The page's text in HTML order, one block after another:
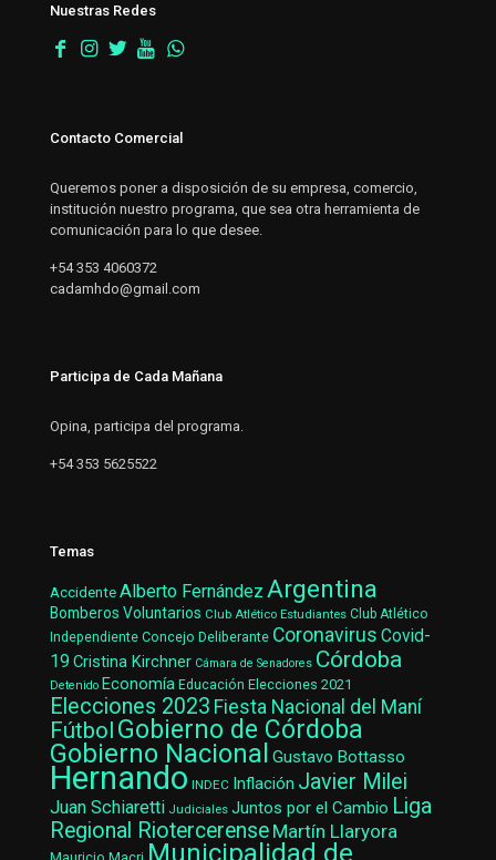
Nuestras Redes
Contacto Comercial
Queremos poner a disposición de su empresa, comercio,
institución nuestro programa, que sea otra herramienta de
comunicación para lo que desee.
+54 353 4060372
cadamhdo@gmail.com
Participa de Cada Mañana
Opina, participa del programa.
+54 353 5625522
Temas
AccidenteAlberto Fernández Argentina
Bomberos Voluntarios Club Atlético Estudiantes Club Atlético
Independiente Concejo Deliberante Coronavirus Covid-
19 Cristina Kirchner Cámara de Senadores Córdoba
Detenido Economía Educación Elecciones 2021
Elecciones 2023 Fiesta Nacional del Maní
Fútbol Gobierno de Córdoba
Gobierno Nacional Gustavo Bottasso
Hernando INDEC Inflación Javier Milei
Juan Schiaretti Judiciales Juntos por el Cambio Liga
Regional Riotercerense Martín Llaryora
Municipalidad de